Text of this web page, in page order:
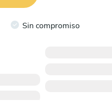
Sin compromiso